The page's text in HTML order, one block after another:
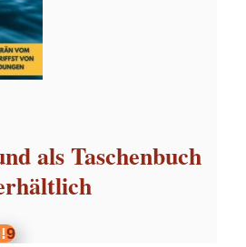
als Taschenbuch